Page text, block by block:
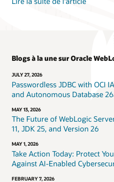
Blogs à la une sur Oracle
JULY 27, 2026
Passwordless JDBC with OCI
and Autonomous Database
MAY 13, 2026
The Future of WebLogic
11, JDK 25, and Version 26
MAY 1, 2026
Take Action Today: Protect
Against AI-Enabled
FEBRUARY 7, 2026